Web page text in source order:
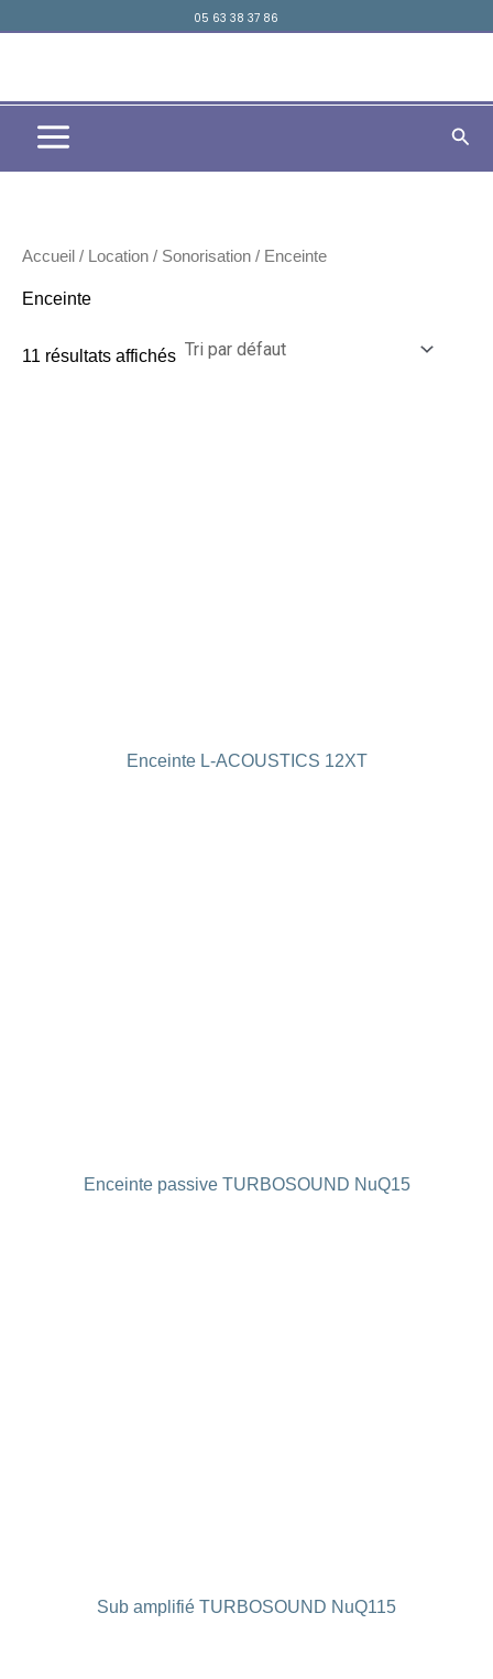
au
05 63 38 37 86
Accueil / Location / Sonorisation / Enceinte
Enceinte
11 résultats affichés
Enceinte L-ACOUSTICS 12XT
Enceinte passive TURBOSOUND NuQ15
Sub amplifié TURBOSOUND NuQ115